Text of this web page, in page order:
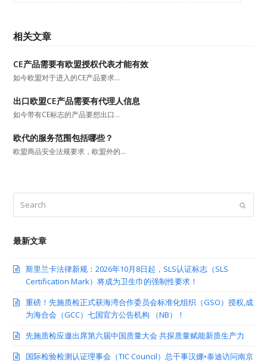
相关文章
CE产品需要有欧盟授权代表才能有效
如今欧盟对于进入的CE产品要求…
出口欧盟CE产品需要有代理人信息
如今带有CE标志的产品要想出口…
欧代的服务范围包括哪些？
欧盟商品安全法规要求，欧盟外的…
最新文章
斯里兰卡法律新规：2026年10月8日起，SLS认证标志（SLS
Certification Mark）将成为卫生巾的强制性要求！
重磅！先施质检正式获海湾合作委员会标准化组织（GSO）授权,成
为海合会（GCC）七国官方公告机构 （NB）！
先施质检应邀出席第六届中国质量大会 共探质量赋能新质生产力
国际检验检测认证理事会（TIC Council）总干事汉娜•泰迪访问南京